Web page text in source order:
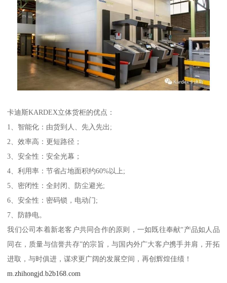
卡迪斯KARDEX立体货柜的优点：
1、智能化：由货到人、先入先出;
2、效率高：更短路径；
3、安全性：安全光幕；
4、利用率：节省占地面积约60%以上;
5、密闭性：全封闭、防尘避光;
6、安全性：密码锁，电动门;
7、防静电。
我们公司本着新老客户共同合作的原则，一如既往奉献“产品如人品
同在，质量与信誉共存”的宗旨，与国内外广大客户携手并肩，开拓
进取，与时俱进，谋求更广阔的发展空间，再创辉煌佳绩！
m.zhihongjd.b2b168.com